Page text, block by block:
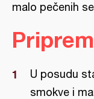
malo pečenih
U posudu
smokve i